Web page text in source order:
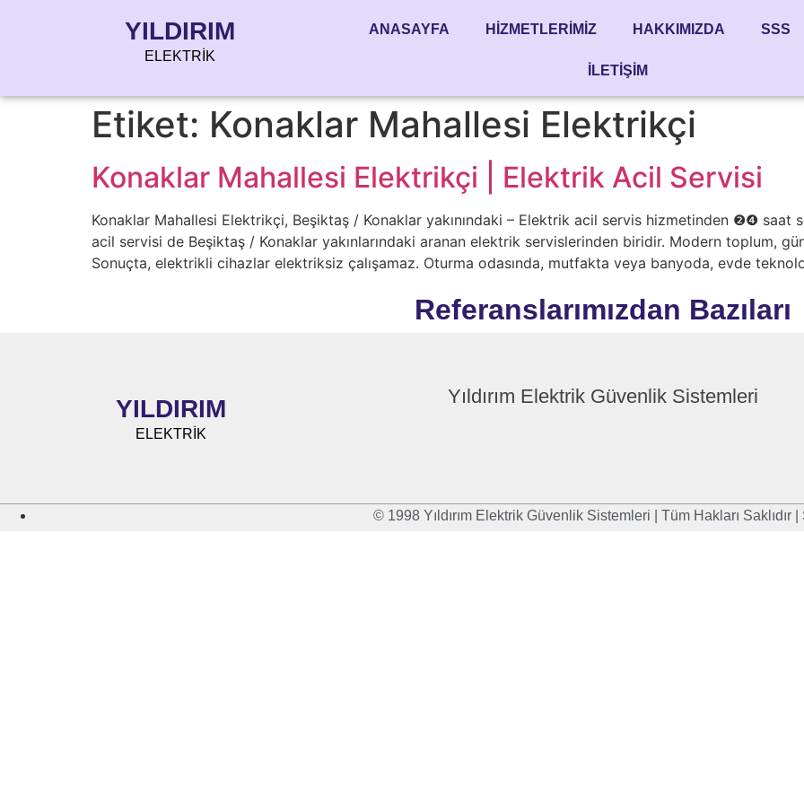
YILDIRIM
ELEKTRİK
ANASAYFA HIZMETLERIMIZ HAKKIMIZDA SSS
İLETIŞIM
Etiket: Konaklar Mahallesi Elektrikçi
Konaklar Mahallesi Elektrikçi | Elektrik Acil Servisi
Konaklar Mahallesi Elektrikçi, Beşiktaş / Konaklar yakınındaki – Elektrik acil servis hizmetinden ❷❹ saat
acil servisi de Beşiktaş / Konaklar yakınlarındaki aranan elektrik servislerinden biridir. Modern toplum,
Sonuçta, elektrikli cihazlar elektriksiz çalışamaz. Oturma odasında, mutfakta veya banyoda, evde
Referanslarımızdan Bazıları
YILDIRIM
ELEKTRİK
Yıldırım Elektrik Güvenlik Sistemleri
© 1998 Yıldırım Elektrik Güvenlik Sistemleri | Tüm Hakları Saklıdır